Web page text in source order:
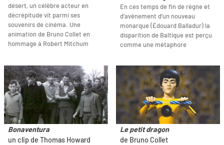
désert, un célèbre acteur en
décrépitude vit parmi ses
souvenirs de cinéma. Une
animation de Bruno Collet en
hommage à Robert Mitchum
En ces temps de fin de règne et
d’avènement d’un nouveau
monarque (Édouard Balladur) la
disparition de Baltique est perçu
comme une métaphore
Bonaventura
un clip de Thomas Howard
Le petit dragon
de Bruno Collet